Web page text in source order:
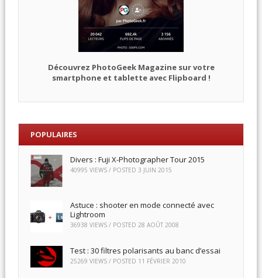
Découvrez PhotoGeek Magazine sur votre
smartphone et tablette avec Flipboard !
POPULAIRES
Divers : Fuji X-Photographer Tour 2015
40995 VIEWS / POSTED 3 JUIN 2015
Astuce : shooter en mode connecté avec
Lightroom
36938 VIEWS / POSTED 28 AOÛT 2008
Test : 30 filtres polarisants au banc d’essai
25269 VIEWS / POSTED 11 FÉVRIER 2010